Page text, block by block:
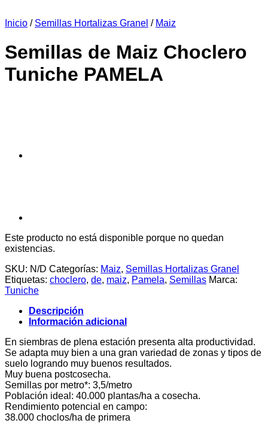
era:
es:
Inicio / Semillas Hortalizas Granel / Maiz
Semillas de Maiz Choclero
Tuniche PAMELA
Este producto no está disponible porque no quedan
existencias.
SKU: N/D Categorías: Maiz, Semillas Hortalizas Granel
Etiquetas: choclero, de, maiz, Pamela, Semillas Marca:
Tuniche
Descripción
Información adicional
En siembras de plena estación presenta alta productividad.
Se adapta muy bien a una gran variedad de zonas y tipos de
suelo logrando muy buenos resultados.
Muy buena postcosecha.
Semillas por metro*: 3,5/metro
Población ideal: 40.000 plantas/ha a cosecha.
Rendimiento potencial en campo:
38.000 choclos/ha de primera